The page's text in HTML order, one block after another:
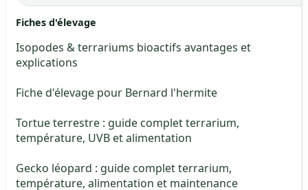
Fiches d'élevage
Isopodes & terrariums bioactifs avantages et
explications
Fiche d'élevage pour Bernard l'hermite
Tortue terrestre : guide complet terrarium,
température, UVB et alimentation
Gecko léopard : guide complet terrarium,
température, alimentation et maintenance